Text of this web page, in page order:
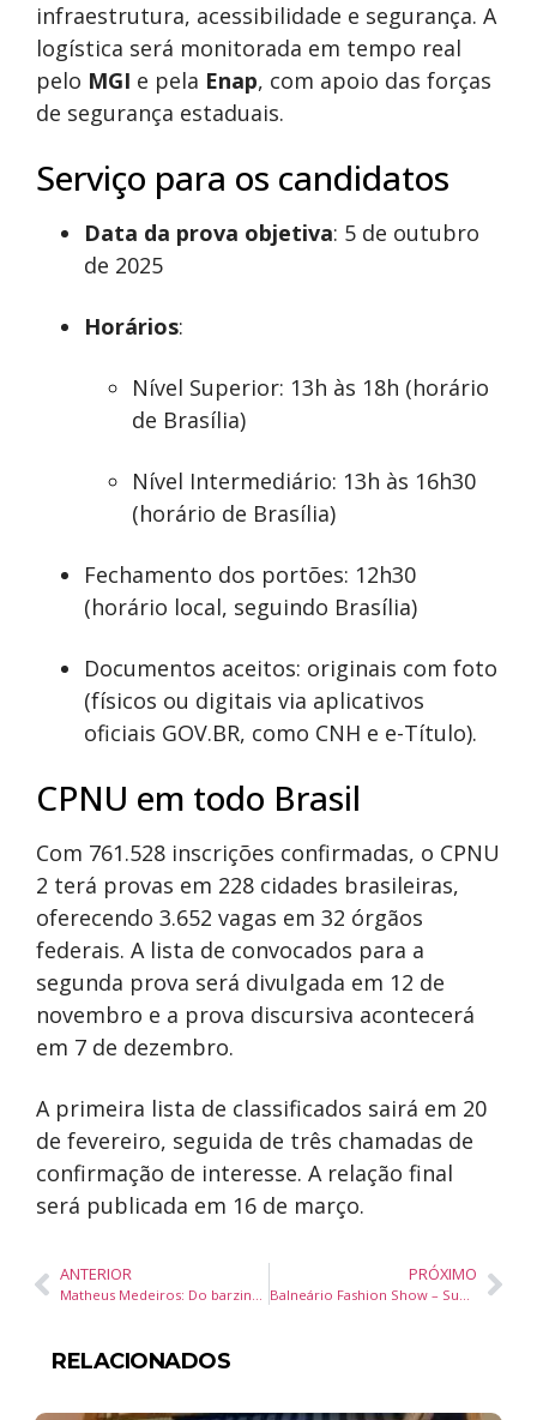
infraestrutura, acessibilidade e segurança. A
logística será monitorada em tempo real
pelo MGI e pela Enap, com apoio das forças
de segurança estaduais.
Serviço para os candidatos
Data da prova objetiva: 5 de outubro
de 2025
Horários:
Nível Superior: 13h às 18h (horário
de Brasília)
Nível Intermediário: 13h às 16h30
(horário de Brasília)
Fechamento dos portões: 12h30
(horário local, seguindo Brasília)
Documentos aceitos: originais com foto
(físicos ou digitais via aplicativos
oficiais GOV.BR, como CNH e e-Título).
CPNU em todo Brasil
Com 761.528 inscrições confirmadas, o CPNU
2 terá provas em 228 cidades brasileiras,
oferecendo 3.652 vagas em 32 órgãos
federais. A lista de convocados para a
segunda prova será divulgada em 12 de
novembro e a prova discursiva acontecerá
em 7 de dezembro.
A primeira lista de classificados sairá em 20
de fevereiro, seguida de três chamadas de
confirmação de interesse. A relação final
será publicada em 16 de março.
ANTERIOR
Matheus Medeiros: Do barzinho em Goiânia ao sucesso nacional com “Combinou Demais”
PRÓXIMO
Balneário Fashion Show – Summer 26 traz 12 grifes premium em line-up estrelado no Balneário Shopping
RELACIONADOS